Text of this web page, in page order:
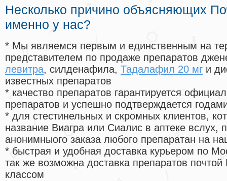
Несколько причино объясняющих
именно у нас?
* Мы являемся первым и единственным на
представителем по продаже препаратов
левитра, силденафила, Тадалафил 20 мг и
известных препаратов
* качество препаратов гарантируется
препаратов и успешно подтверждается
* для стестинельных и скромных клиентов,
название Виагра или Сиалис в аптеке вслух,
анонимныого заказа любого препаратан на
* быстрая и удобная доставка курьером по
так же возможна доставка препаратов
классом